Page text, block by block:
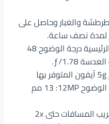
والغبار وحاصل على
كاميرا الهاتف الخلفية الرئيسية درجة الوضوح 48
من الجوالات التي تدعم 5g آيفون المتوفر بها
كاميرا واسعة جدًا درجة الوضوح 12MP‏: 13 مم
يوجد بالهاتف عدسة تقريب المسافات حتى 2x